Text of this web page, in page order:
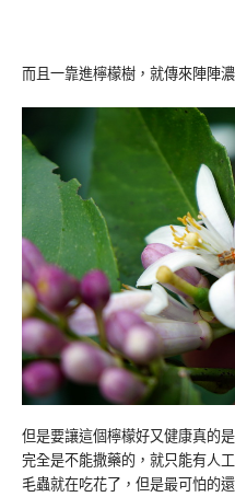
而且一靠進檸檬樹，就傳來陣陣
但是要讓這個檸檬好又健康真的
完全是不能撒藥的，就只能有人
毛蟲就在吃花了，但是最可怕的